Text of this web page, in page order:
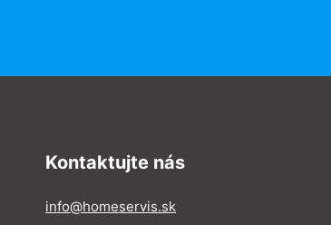
Kontaktujte nás
info@homeservis.sk